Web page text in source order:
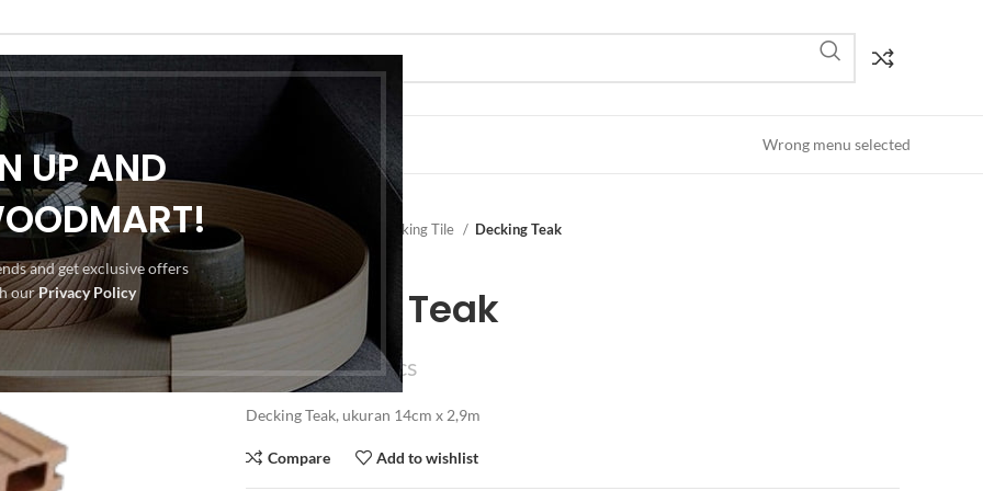
UP AND
and get exclusive offers
ourPrivacy Policy
PORTFOLIOABOUT US Wrong menu selected
Flooring Decking Tile Decking Teak
Decking Teak
Rp280.000 pcs
Decking Teak, ukuran 14cm x 2,9m
Compare Add to wishlist